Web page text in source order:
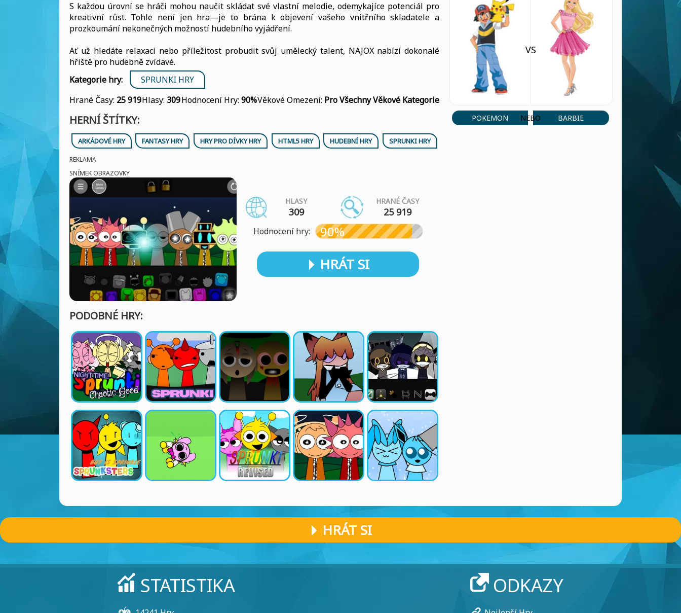
S každou úrovní se hráči mohou naučit skládat své vlastní melodie, odemykajíce potenciál pro
kreativní růst. Tohle není jen hra—je to brána k objevení vašeho vnitřního skladatele a
prozkoumání nekonečných možností hudebního vyjádření.
Ať už hledáte relaxaci nebo příležitost probudit svůj umělecký talent, NAJOX nabízí dokonalé
hřiště pro hudebně zvídavé.
Kategorie hry:
SPRUNKI HRY
Hrané Časy: 25 919Hlasy: 309Hodnocení Hry: 90%Věkové Omezení: Pro Všechny Věkové Kategorie
HERNÍ ŠTÍTKY:
ARKÁDOVÉ HRY FANTASY HRY HRY PRO DÍVKY HRY HTML5 HRY HUDEBNÍ HRY SPRUNKI HRY
REKLAMA
SNÍMEK OBRAZOVKY
HLASY
309
HRANÉ ČASY
25 919
Hodnocení hry: 90%
HRÁT SI
PODOBNÉ HRY:
POKEMON
VS
NEBO BARBIE
HRÁT SI
STATISTIKA ODKAZY